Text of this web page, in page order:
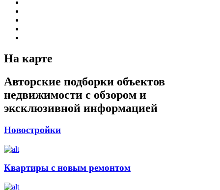
На карте
Авторские подборки объектов
недвижимости с обзором и
эксклюзивной информацией
Новостройки
Квартиры с новым ремонтом